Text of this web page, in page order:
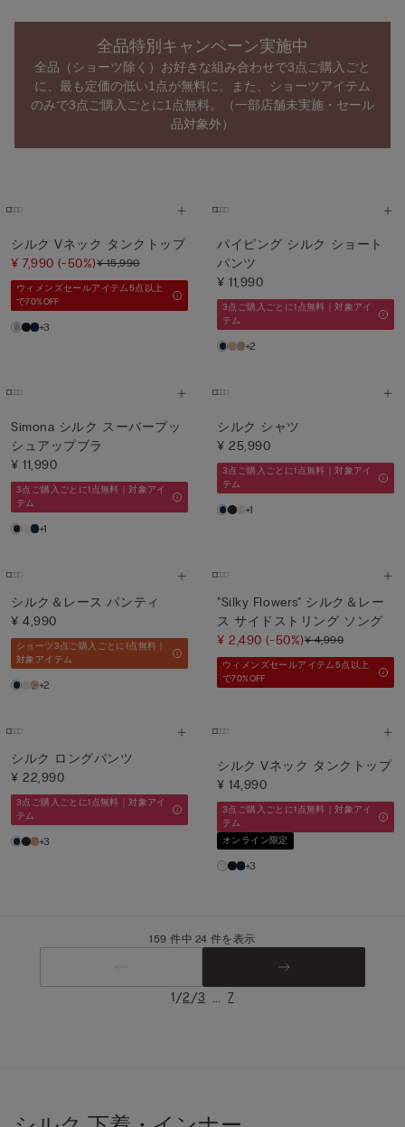
全品特別キャンペーン実施中
全品（ショーツ除く）お好きな組み合わせで3点ご購入ごと
に、最も定価の低い1点が無料に。また、ショーツアイテム
のみで3点ご購入ごとに1点無料。（一部店舗未実施・セール
品対象外）
シルク Vネック タンクトップ
¥ 7,990(-50%)¥ 15,990
ウィメンズセールアイテム5点以上
で70%OFF
+3
パイピング シルク ショート
パンツ
¥ 11,990
3点ご購入ごとに1点無料｜対象アイ
テム
+2
Simona シルク スーバープッ
シュアップブラ
¥ 11,990
3点ご購入ごとに1点無料｜対象アイ
テム
+1
シルク シャツ
¥ 25,990
3点ご購入ごとに1点無料｜対象アイ
テム
+1
シルク＆レース パンティ
¥ 4,990
ショーツ3点ご購入ごとに1点無料｜
対象アイテム
+2
"Silky Flowers" シルク＆レー
ス サイドストリング ソング
¥ 2,490(-50%)¥ 4,990
ウィメンズセールアイテム5点以上
で70%OFF
シルク ロングパンツ
¥ 22,990
3点ご購入ごとに1点無料｜対象アイ
テム
+3
シルク Vネック タンクトップ
¥ 14,990
3点ご購入ごとに1点無料｜対象アイ
テム
オンライン限定
+3
159 件中 24 件を表示
1/2/3 7